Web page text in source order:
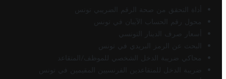
أداة التحقق من صحة الرقم الضريبي تونس
محول رقم الحساب الآيبان في تونس
أسعار صرف الدينار التونسي
البحث عن الرمز البريدي في تونس
محاكي ضريبة الدخل الشخصي للموظف/المتقاعد
ضريبة الدخل للمتقاعدين الفرنسيين المقيمين في تونس